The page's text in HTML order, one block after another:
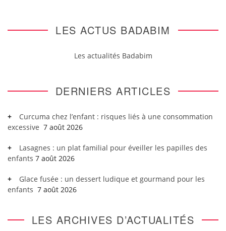
LES ACTUS BADABIM
Les actualités Badabim
DERNIERS ARTICLES
Curcuma chez l’enfant : risques liés à une consommation
excessive 7 août 2026
Lasagnes : un plat familial pour éveiller les papilles des
enfants 7 août 2026
Glace fusée : un dessert ludique et gourmand pour les
enfants 7 août 2026
LES ARCHIVES D’ACTUALITÉS